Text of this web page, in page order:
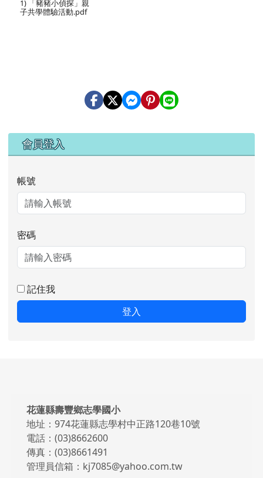
1) 「豬豬小偵探」親
子共學體驗活動.pdf
右邊區域內容
會員登入
帳號
密碼
記住我
登入
頁尾區域內容
花蓮縣壽豐鄉志學國小
地址：974花蓮縣志學村中正路120巷10號
電話：(03)8662600
傳真：(03)8661491
管理員信箱：kj7085@yahoo.com.tw